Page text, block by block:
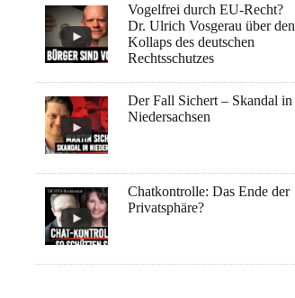
Vogelfrei durch EU-Recht?
Dr. Ulrich Vosgerau über den
Kollaps des deutschen
Rechtsschutzes
Der Fall Sichert – Skandal in
Niedersachsen
Chatkontrolle: Das Ende der
Privatsphäre?